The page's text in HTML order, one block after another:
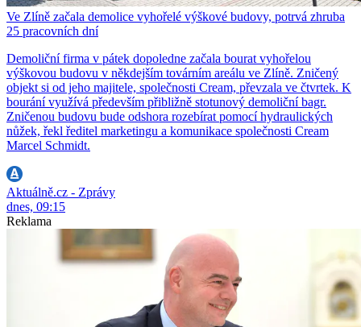
Ve Zlíně začala demolice vyhořelé výškové budovy, potrvá zhruba
25 pracovních dní
Demoliční firma v pátek dopoledne začala bourat vyhořelou
výškovou budovu v někdejším továrním areálu ve Zlíně. Zničený
objekt si od jeho majitele, společnosti Cream, převzala ve čtvrtek. K
bourání využívá především přibližně stotunový demoliční bagr.
Zničenou budovu bude odshora rozebírat pomocí hydraulických
nůžek, řekl ředitel marketingu a komunikace společnosti Cream
Marcel Schmidt.
Aktuálně.cz - Zprávy
dnes, 09:15
Reklama